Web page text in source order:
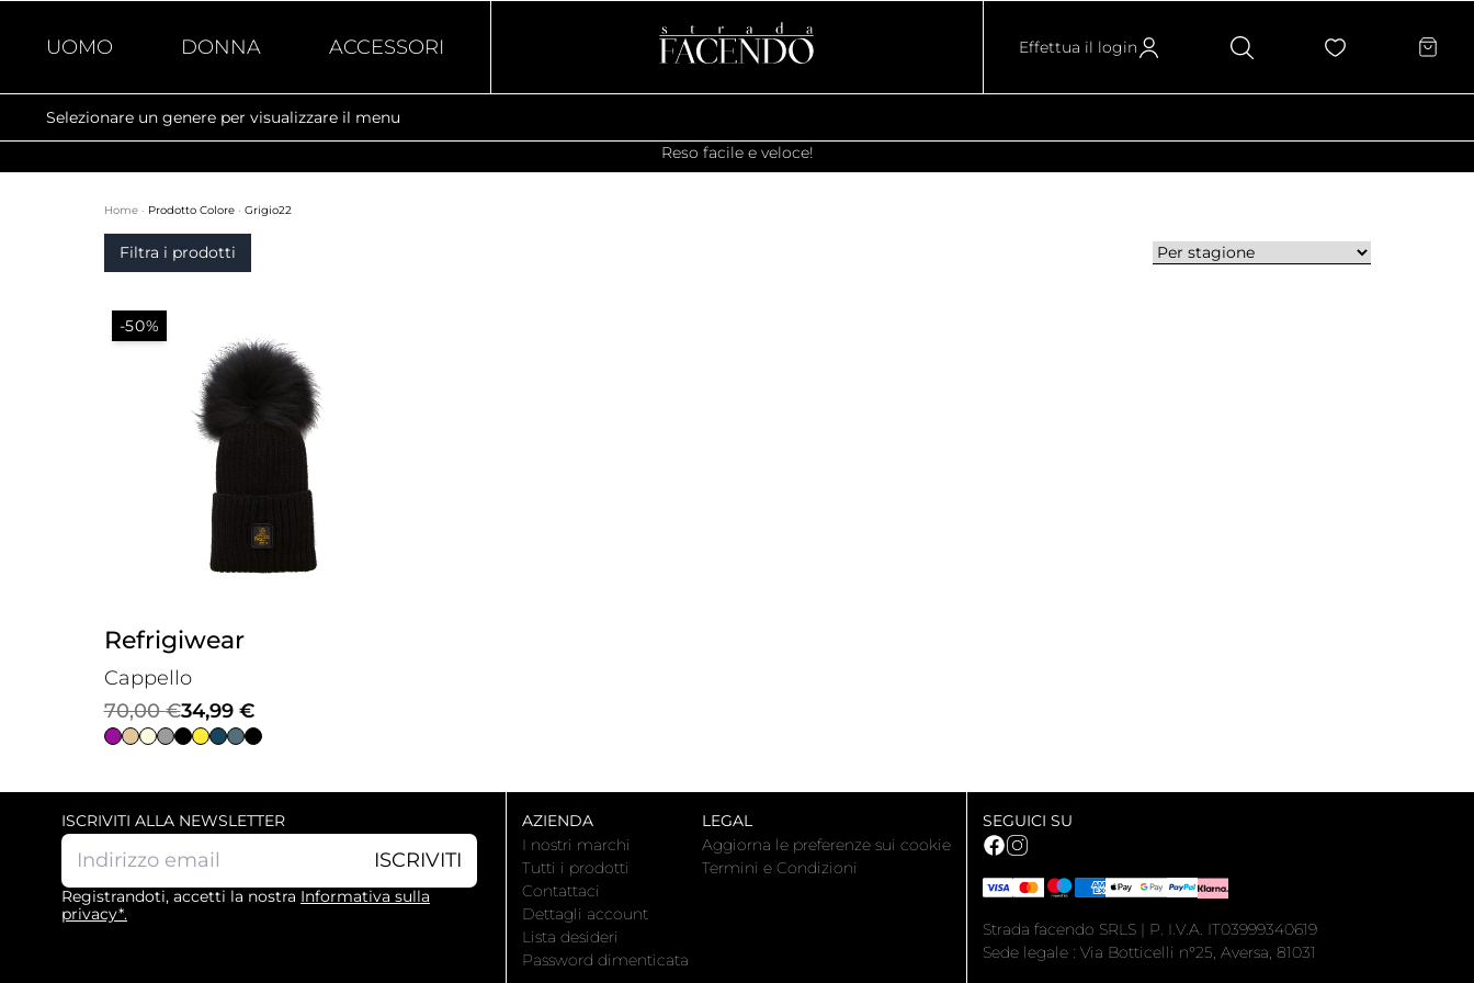
UOMO DONNA ACCESSORI Effettua il login
Selezionare un genere per visualizzare il menu
Reso facile e veloce!
Home · Prodotto Colore · Grigio22
Filtra i prodotti
-50%
Refrigiwear
Cappello
70,00€
Il
prezzo
70,00 €.
34,99 €
Il
prezzo
34,99 €.
ISCRIVITI ALLA NEWSLETTER
ISCRIVITI
Registrandoti, accetti la nostra Informativa sulla
privacy*.
AZIENDA
I nostri marchi
Tutti i prodotti
Contattaci
Dettagli account
Lista desideri
Password dimenticata
LEGAL
Aggiorna le preferenze sui cookie
Termini e Condizioni
SEGUICI SU
Strada facendo SRLS | P. I.V.A. IT03999340619
Sede legale : Via Botticelli n°25, Aversa, 81031